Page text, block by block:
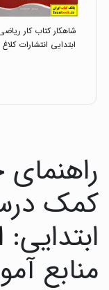
شاهکار کتاب کار
ابتدایی انتشارات
کمک
منابع